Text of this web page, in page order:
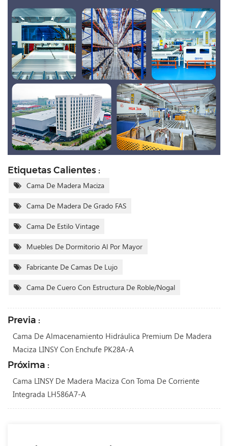
Etiquetas Calientes :
Cama De Madera Maciza
Cama De Madera De Grado FAS
Cama De Estilo Vintage
Muebles De Dormitorio Al Por Mayor
Fabricante De Camas De Lujo
Cama De Cuero Con Estructura De Roble/nogal
Previa :
Cama De Almacenamiento Hidráulica Premium De Madera
Maciza LINSY Con Enchufe PK28A-A
Próxima :
Cama LINSY De Madera Maciza Con Toma De Corriente
Integrada LH586A7-A